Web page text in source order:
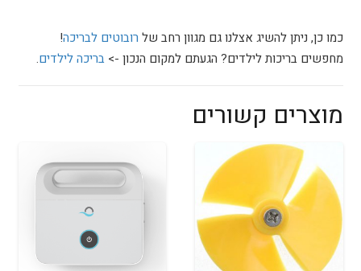
כמו כן, ניתן להשיג אצלנו גם מגוון רחב של רובוטים לבריכה!
מחפשים בריכות לילדים? הגעתם למקום הנכון ->בריכה לילדים.
מוצרים קשורים